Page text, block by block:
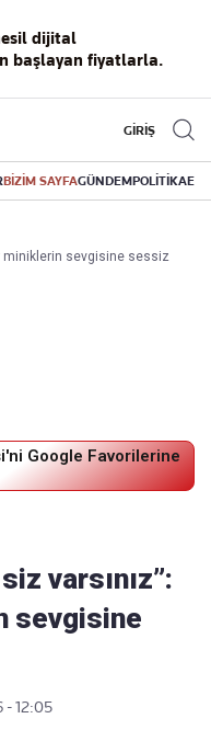
dijital
başlayan fiyatlarla.
GİRİŞ
BİZİM SAYFAGÜNDEMPOLİTİKA
miniklerin sevgisine sessiz
Google Favorilerine
varsınız”:
sevgisine
- 12:05